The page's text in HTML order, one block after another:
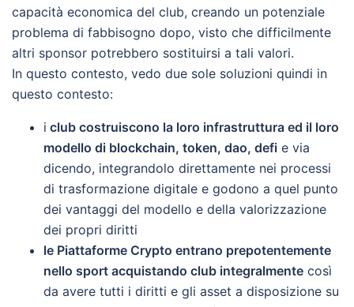
capacità economica del club, creando un potenziale
problema di fabbisogno dopo, visto che difficilmente
altri sponsor potrebbero sostituirsi a tali valori.
In questo contesto, vedo due sole soluzioni quindi in
questo contesto:
i club costruiscono la loro infrastruttura ed il loro
modello di blockchain, token, dao, defi e via
dicendo, integrandolo direttamente nei processi
di trasformazione digitale e godono a quel punto
dei vantaggi del modello e della valorizzazione
dei propri diritti
le Piattaforme Crypto entrano prepotentemente
nello sport acquistando club integralmente così
da avere tutti i diritti e gli asset a disposizione su